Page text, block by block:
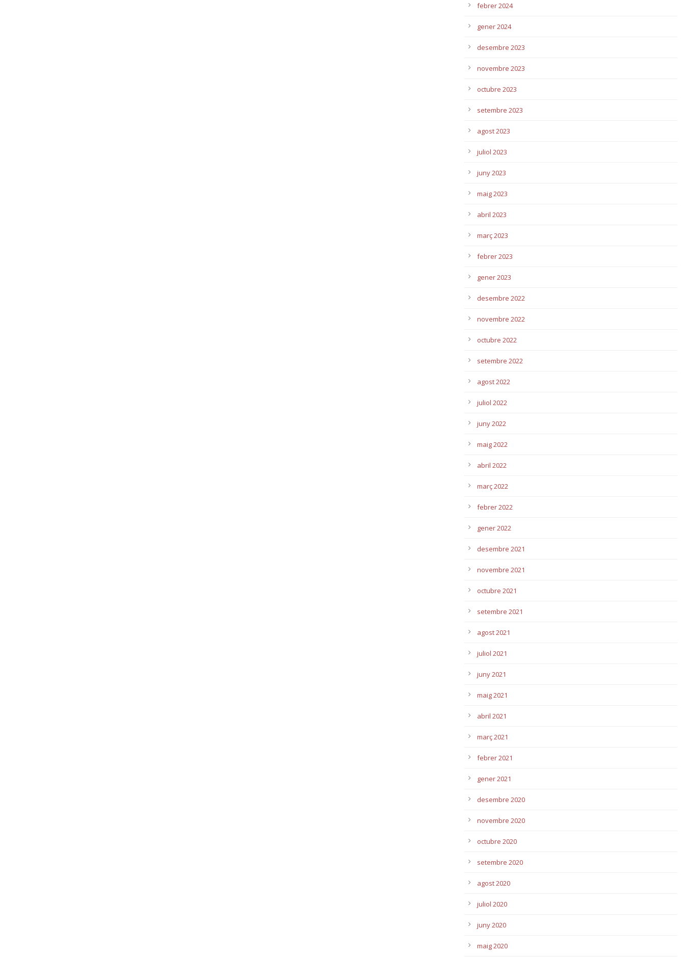
febrer 2024
gener 2024
desembre 2023
novembre 2023
octubre 2023
setembre 2023
agost 2023
juliol 2023
juny 2023
maig 2023
abril 2023
març 2023
febrer 2023
gener 2023
desembre 2022
novembre 2022
octubre 2022
setembre 2022
agost 2022
juliol 2022
juny 2022
maig 2022
abril 2022
març 2022
febrer 2022
gener 2022
desembre 2021
novembre 2021
octubre 2021
setembre 2021
agost 2021
juliol 2021
juny 2021
maig 2021
abril 2021
març 2021
febrer 2021
gener 2021
desembre 2020
novembre 2020
octubre 2020
setembre 2020
agost 2020
juliol 2020
juny 2020
maig 2020